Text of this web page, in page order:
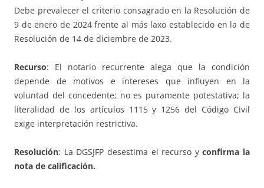
Debe prevalecer el criterio consagrado en la Resolución de
9 de enero de 2024 frente al más laxo establecido en la de
Resolución de 14 de diciembre de 2023.
Recurso: El notario recurrente alega que la condición
depende de motivos e intereses que influyen en la
voluntad del concedente; no es puramente potestativa; la
literalidad de los artículos 1115 y 1256 del Código Civil
exige interpretación restrictiva.
Resolución: La DGSJFP desestima el recurso yconfirma la
nota de calificación.